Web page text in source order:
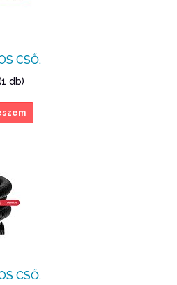
CSŐ.
db)
CSŐ.